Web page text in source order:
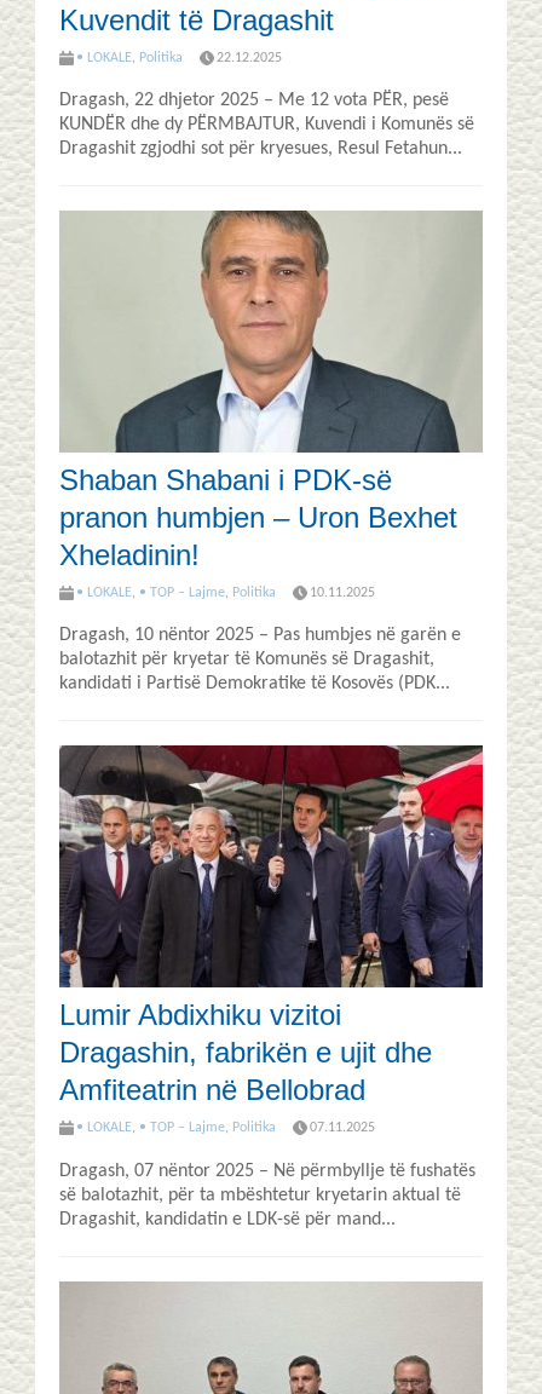
Kuvendit të Dragashit
• LOKALE, Politika 22.12.2025
Dragash, 22 dhjetor 2025 – Me 12 vota PËR, pesë
KUNDËR dhe dy PËRMBAJTUR, Kuvendi i Komunës së
Dragashit zgjodhi sot për kryesues, Resul Fetahun...
Shaban Shabani i PDK-së
pranon humbjen – Uron Bexhet
Xheladinin!
• LOKALE, • TOP – Lajme, Politika 10.11.2025
Dragash, 10 nëntor 2025 – Pas humbjes në garën e
balotazhit për kryetar të Komunës së Dragashit,
kandidati i Partisë Demokratike të Kosovës (PDK...
Lumir Abdixhiku vizitoi
Dragashin, fabrikën e ujit dhe
Amfiteatrin në Bellobrad
• LOKALE, • TOP – Lajme, Politika 07.11.2025
Dragash, 07 nëntor 2025 – Në përmbyllje të fushatës
së balotazhit, për ta mbështetur kryetarin aktual të
Dragashit, kandidatin e LDK-së për mand...